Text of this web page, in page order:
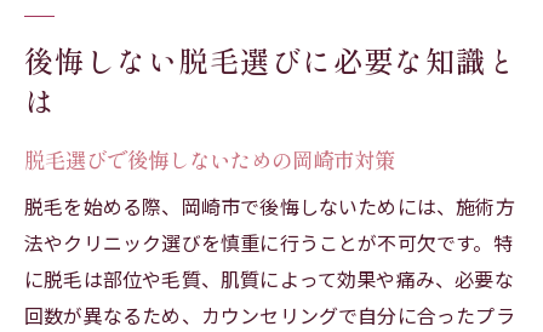
後悔しない脱毛選びに必要な知識と
は
脱毛選びで後悔しないための岡崎市対策
脱毛を始める際、岡崎市で後悔しないためには、施術方
法やクリニック選びを慎重に行うことが不可欠です。特
に脱毛は部位や毛質、肌質によって効果や痛み、必要な
回数が異なるため、カウンセリングで自分に合ったプラ